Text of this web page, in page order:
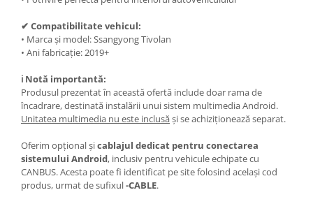
Camere Opel
Camere Iveco
Camere Renault
Camere Fiat
Camere Citroen
Camere Peugeot
✔ Compatibilitate vehicul:
• Marca și model: Ssangyong Tivolan
• Ani fabricație: 2019+
ℹ️ Notă importantă:
Produsul prezentat în această ofertă include doar rama de
încadrare, destinată instalării unui sistem multimedia Android.
Unitatea multimedia nu este inclusăși se achiziționează separat.
Oferim opțional șicablajul dedicat pentru conectarea
sistemului Android, inclusiv pentru vehicule echipate cu
CANBUS. Acesta poate fi identificat pe site folosind același cod
produs, urmat de sufixul-CABLE.